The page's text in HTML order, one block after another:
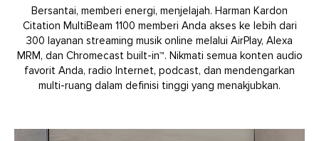
Bersantai, memberi energi, menjelajah. Harman Kardon
Citation MultiBeam 1100 memberi Anda akses ke lebih dari
300 layanan streaming musik online melalui AirPlay, Alexa
MRM, dan Chromecast built-in™. Nikmati semua konten audio
favorit Anda, radio Internet, podcast, dan mendengarkan
multi-ruang dalam definisi tinggi yang menakjubkan.